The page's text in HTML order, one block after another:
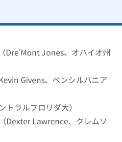
（Dre’Mont Jones、オハイオ州
Givens、ペンシルバニア
トラルフロリダ大）
（Dexter Lawrence、クレムソ